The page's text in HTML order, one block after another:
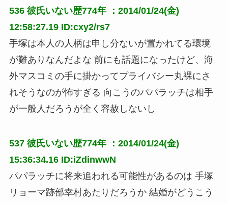
536 彼氏いない歴774年
：2014/01/24(金)
12:58:27.19 ID:cxy2/rs7
手塚は本人の人柄は申し分ないが置かれてる環境
が難ありなんだよな 前にも話題になったけど、海
外マスコミの手に掛かってプライバシー丸裸にさ
れそうなのが怖すぎる 向こうのパパラッチは相手
が一般人だろうが全く容赦しないし
537 彼氏いない歴774年
：2014/01/24(金)
15:36:34.16 ID:iZdinwwN
パパラッチに将来追われる可能性があるのは 手塚
リョーマ跡部幸村あたりだろうか 結婚がどうこう